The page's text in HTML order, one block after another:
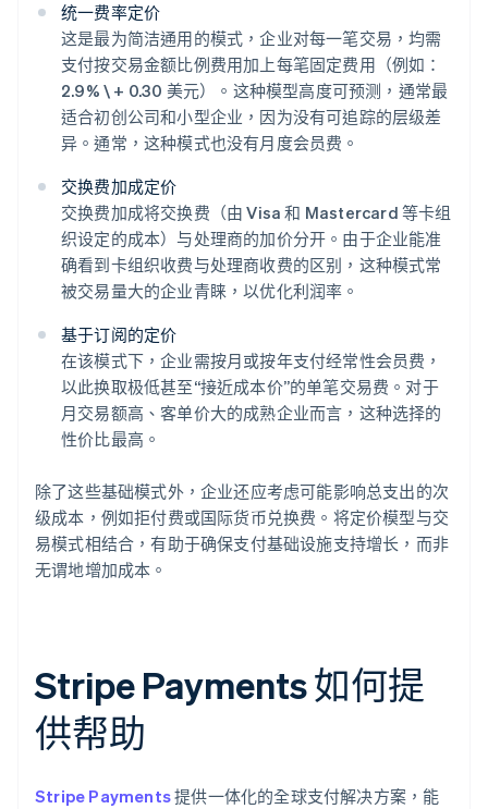
统一费率定价
这是最为简洁通用的模式，企业对每一笔交易，均需
支付按交易金额比例费用加上每笔固定费用（例如：
2.9% \ + 0.30 美元）。这种模型高度可预测，通常最
适合初创公司和小型企业，因为没有可追踪的层级差
异。通常，这种模式也没有月度会员费。
交换费加成定价
交换费加成将交换费（由 Visa 和 Mastercard 等卡组
织设定的成本）与处理商的加价分开。由于企业能准
确看到卡组织收费与处理商收费的区别，这种模式常
被交易量大的企业青睐，以优化利润率。
基于订阅的定价
在该模式下，企业需按月或按年支付经常性会员费，
以此换取极低甚至“接近成本价”的单笔交易费。对于
月交易额高、客单价大的成熟企业而言，这种选择的
性价比最高。
除了这些基础模式外，企业还应考虑可能影响总支出的次
级成本，例如拒付费或国际货币兑换费。将定价模型与交
易模式相结合，有助于确保支付基础设施支持增长，而非
无谓地增加成本。
Stripe Payments 如何提
供帮助
Stripe Payments提供一体化的全球支付解决方案，能